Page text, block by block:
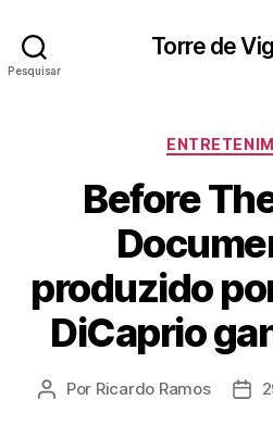
Pesquisar
Torre de
Before
produzido
DiCaprio
Autor
Por Ricardo Ramos